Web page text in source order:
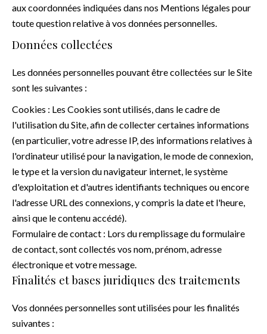
aux coordonnées indiquées dans nos Mentions légales pour
toute question relative à vos données personnelles.
Données collectées
Les données personnelles pouvant être collectées sur le Site
sont les suivantes :
Cookies : Les Cookies sont utilisés, dans le cadre de
l'utilisation du Site, afin de collecter certaines informations
(en particulier, votre adresse IP, des informations relatives à
l'ordinateur utilisé pour la navigation, le mode de connexion,
le type et la version du navigateur internet, le système
d'exploitation et d'autres identifiants techniques ou encore
l'adresse URL des connexions, y compris la date et l'heure,
ainsi que le contenu accédé).
Formulaire de contact : Lors du remplissage du formulaire
de contact, sont collectés vos nom, prénom, adresse
électronique et votre message.
Finalités et bases juridiques des traitements
Vos données personnelles sont utilisées pour les finalités
suivantes :